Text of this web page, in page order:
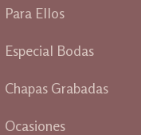
Para Ellos
Especial Bodas
Chapas Grabadas
Ocasiones